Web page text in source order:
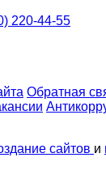
220-44-55
Обратная
сайтов и